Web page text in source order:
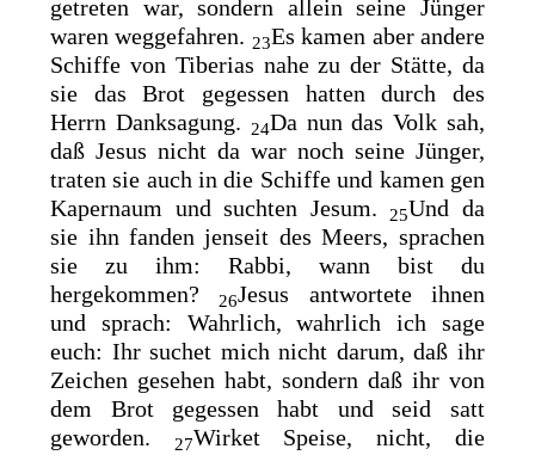
getreten war, sondern allein seine Jünger
waren weggefahren. 23Es kamen aber andere
Schiffe von Tiberias nahe zu der Stätte, da
sie das Brot gegessen hatten durch des
Herrn Danksagung. 24Da nun das Volk sah,
daß Jesus nicht da war noch seine Jünger,
traten sie auch in die Schiffe und kamen gen
Kapernaum und suchten Jesum.
25Und da
sie ihn fanden jenseit des Meers, sprachen
sie zu ihm: Rabbi, wann bist du
hergekommen?
26Jesus antwortete ihnen
und sprach: Wahrlich, wahrlich ich sage
euch: Ihr suchet mich nicht darum, daß ihr
Zeichen gesehen habt, sondern daß ihr von
dem Brot gegessen habt und seid satt
geworden.
27Wirket Speise, nicht, die